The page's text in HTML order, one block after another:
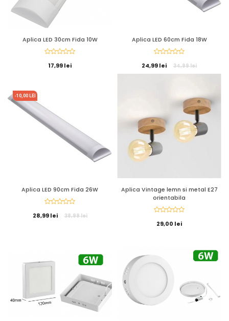
Aplica LED 30cm Fida 10W
17,99 lei
Aplica LED 60cm Fida 18W
24,99 lei 34,99 lei
-10,00 LEI
Aplica LED 90cm Fida 26W
28,99 lei 38,99 lei
Aplica Vintage lemn si metal E27
orientabila
29,00 lei